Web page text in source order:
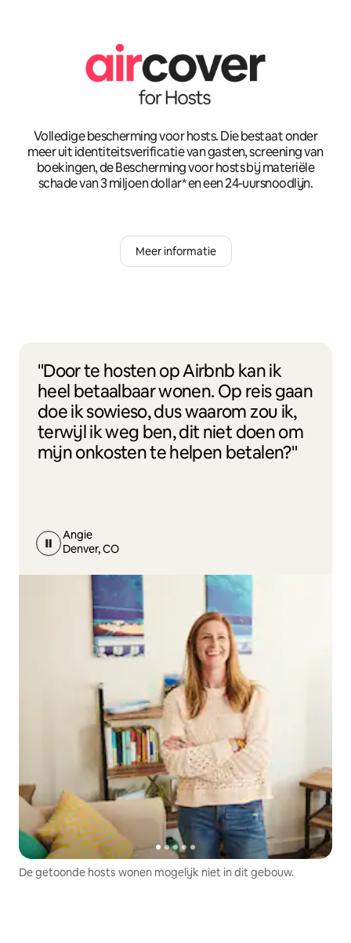
Volledige bescherming voor hosts. Die bestaat onder
meer uit identiteitsverificatie van gasten, screening van
boekingen, de Bescherming voor hosts bij materiële
schade van 3 miljoen dollar* en een 24-uursnoodlijn.
Meer informatie
"Door te hosten op Airbnb kan ik
heel betaalbaar wonen. Op reis gaan
doe ik sowieso, dus waarom zou ik,
terwijl ik weg ben, dit niet doen om
mijn onkosten te helpen betalen?"
Angie
Denver, CO
De getoonde hosts wonen mogelijk niet in dit gebouw.